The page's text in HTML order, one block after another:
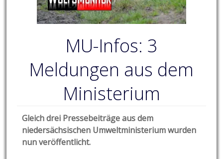
MU-Infos: 3
Meldungen aus dem
Ministerium
Gleich drei Pressebeiträge aus dem
niedersächsischen Umweltministerium wurden
nun veröffentlicht.